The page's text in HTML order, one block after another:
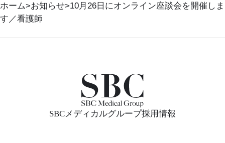
ホーム お知らせ 10月26日にオンライン座談会を開催しま
す／看護師
SBCメディカルグループ採用情報